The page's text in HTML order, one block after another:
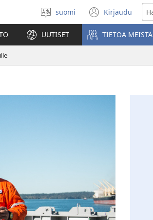
Valitse
kieli
suomi Kirjaudu
(avaa
uuden
ikkunan)
UUTISET TIETOA MEISTÄ